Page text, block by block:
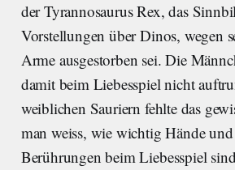
der Tyrannosaurus Rex, das
Vorstellungen über Dinos, wegen
Arme ausgestorben sei. Die
damit beim Liebesspiel nicht
weiblichen Sauriern fehlte das
man weiss, wie wichtig Hände
Berührungen beim Liebesspiel